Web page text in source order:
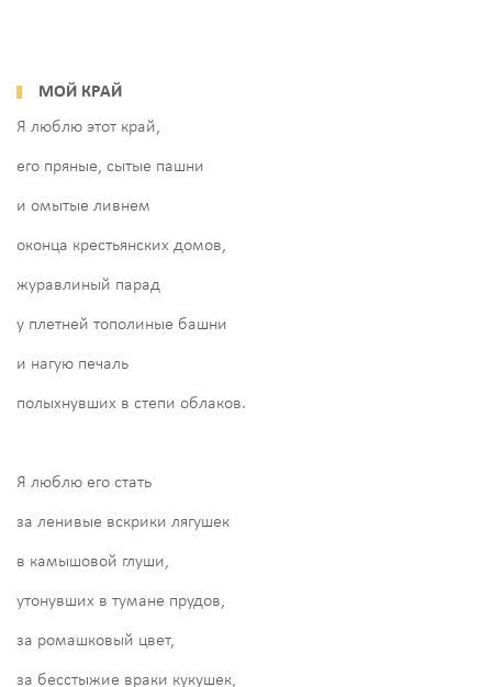
МОЙ КРАЙ
Я люблю этот край,
его пряные, сытые пашни
и омытые ливнем
оконца крестьянских домов,
журавлиный парад
у плетней тополиные башни
и нагую печаль
полыхнувших в степи облаков.
Я люблю его стать
за ленивые вскрики лягушек
в камышовой глуши,
утонувших в тумане прудов,
за ромашковый цвет,
за бесстыжие враки кукушек,